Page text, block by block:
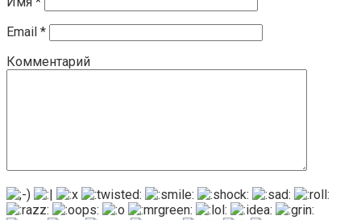
Email *
Комментарий